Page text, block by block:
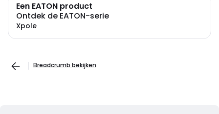
Een EATON product
Ontdek de EATON-serie
Xpole
Breadcrumb bekijken